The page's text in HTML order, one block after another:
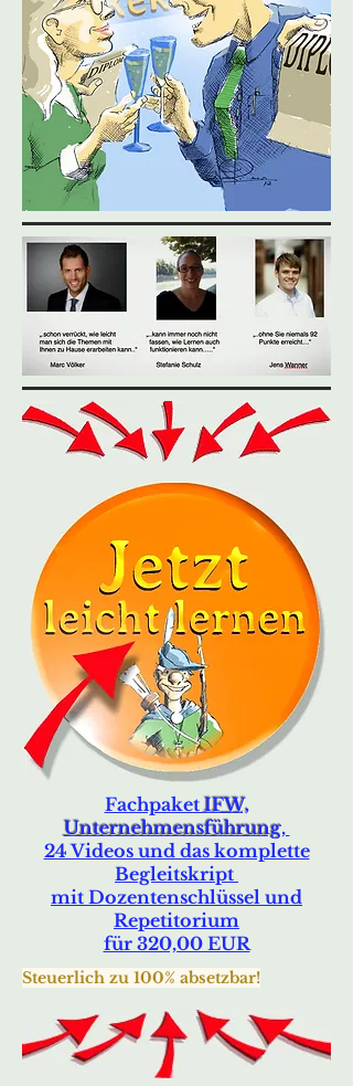
FachpaketIFW,
Unternehmensführung,
24 Videos und das komplette
Begleitskript
mit Dozentenschlüssel und
Repetitorium
für 320,00 EUR
Steuerlich zu 100% absetzbar!